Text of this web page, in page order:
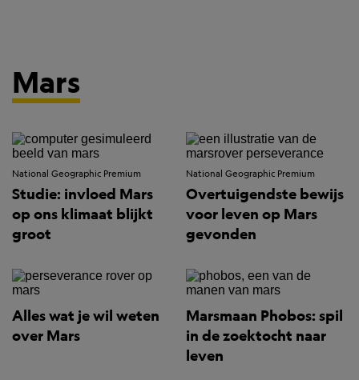
Mars
National Geographic Premium
Studie: invloed Mars
op ons klimaat blijkt
groot
National Geographic Premium
Overtuigendste bewijs
voor leven op Mars
gevonden
Alles wat je wil weten
over Mars
Marsmaan Phobos: spil
in de zoektocht naar
leven